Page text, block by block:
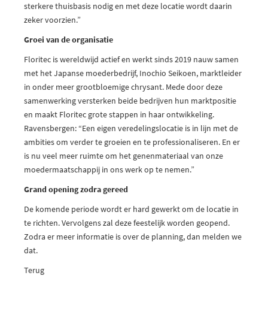
sterkere thuisbasis nodig en met deze locatie wordt daarin
zeker voorzien.”
Groei van de organisatie
Floritec is wereldwijd actief en werkt sinds 2019 nauw samen
met het Japanse moederbedrijf, Inochio Seikoen, marktleider
in onder meer grootbloemige chrysant. Mede door deze
samenwerking versterken beide bedrijven hun marktpositie
en maakt Floritec grote stappen in haar ontwikkeling.
Ravensbergen: “Een eigen veredelingslocatie is in lijn met de
ambities om verder te groeien en te professionaliseren. En er
is nu veel meer ruimte om het genenmateriaal van onze
moedermaatschappij in ons werk op te nemen.”
Grand opening zodra gereed
De komende periode wordt er hard gewerkt om de locatie in
te richten. Vervolgens zal deze feestelijk worden geopend.
Zodra er meer informatie is over de planning, dan melden we
dat.
Terug